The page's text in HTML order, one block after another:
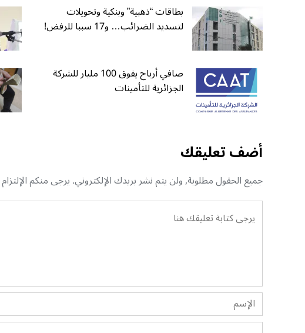
بطاقات “ذهبية” وبنكية وتحويلات
لتسديد الضرائب… و17 سببا للرفض!
صافي أرباح يفوق 100 مليار للشركة
الجزائرية للتأمينات
أضف تعليقك
جميع الحقول مطلوبة, ولن يتم نشر بريدك الإلكتروني. يرجى منكم الإلتزام